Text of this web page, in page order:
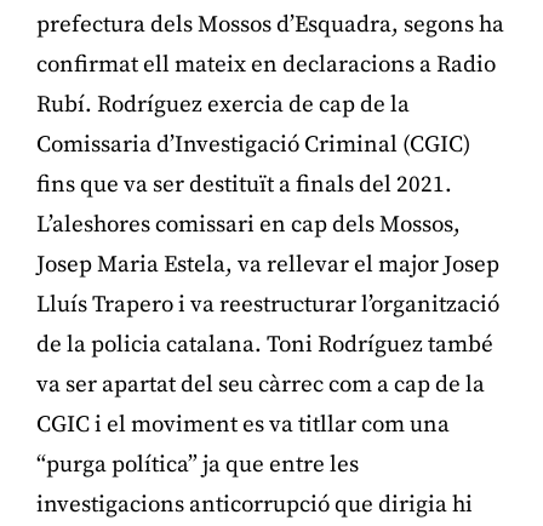
prefectura dels Mossos d’Esquadra, segons ha
confirmat ell mateix en declaracions a Radio
Rubí. Rodríguez exercia de cap de la
Comissaria d’Investigació Criminal (CGIC)
fins que va ser destituït a finals del 2021.
L’aleshores comissari en cap dels Mossos,
Josep Maria Estela, va rellevar el major Josep
Lluís Trapero i va reestructurar l’organització
de la policia catalana. Toni Rodríguez també
va ser apartat del seu càrrec com a cap de la
CGIC i el moviment es va titllar com una
“purga política” ja que entre les
investigacions anticorrupció que dirigia hi